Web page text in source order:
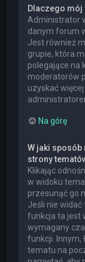
Dlaczego mój
Administrator
danym forum
Jest również
grupie, która
polegające na
moderatorów
uzyskać
Na górę
W jaki sposób
strony
Klikając
w widoku
przesunąć go
Jeśli nie widać
funkcja ta jest
wymagany
funkcji. Innym,
tematu na